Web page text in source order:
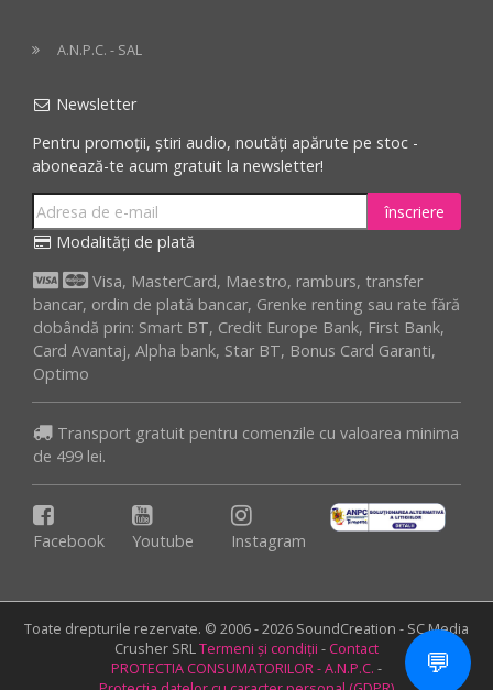
A.N.P.C. - SAL
Newsletter
Pentru promoții, știri audio, noutăți apărute pe stoc -
abonează-te acum gratuit la newsletter!
înscriere
Modalități de plată
Visa, MasterCard, Maestro, ramburs, transfer
bancar, ordin de plată bancar, Grenke renting sau rate fără
dobândă prin: Smart BT, Credit Europe Bank, First Bank,
Card Avantaj, Alpha bank, Star BT, Bonus Card Garanti,
Optimo
Transport gratuit pentru comenzile cu valoarea minima
de 499 lei.
Facebook Youtube Instagram
Toate drepturile rezervate. © 2006 - 2026 SoundCreation - SC Media
Crusher SRLTermeni și condiții - Contact
PROTECTIA CONSUMATORILOR - A.N.P.C. -
💬